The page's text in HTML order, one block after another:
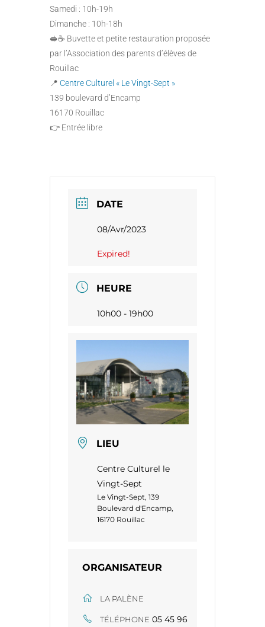
Samedi : 10h-19h
Dimanche : 10h-18h
🥪☕ Buvette et petite restauration proposée
par l’Association des parents d’élèves de
Rouillac
📍 Centre Culturel « Le Vingt-Sept »
139 boulevard d’Encamp
16170 Rouillac
👉 Entrée libre
DATE
08/Avr/2023
Expired!
HEURE
10h00 - 19h00
LIEU
Centre Culturel le
Vingt-Sept
Le Vingt-Sept, 139
Boulevard d'Encamp,
16170 Rouillac
ORGANISATEUR
LA PALÈNE
TÉLÉPHONE 05 45 96